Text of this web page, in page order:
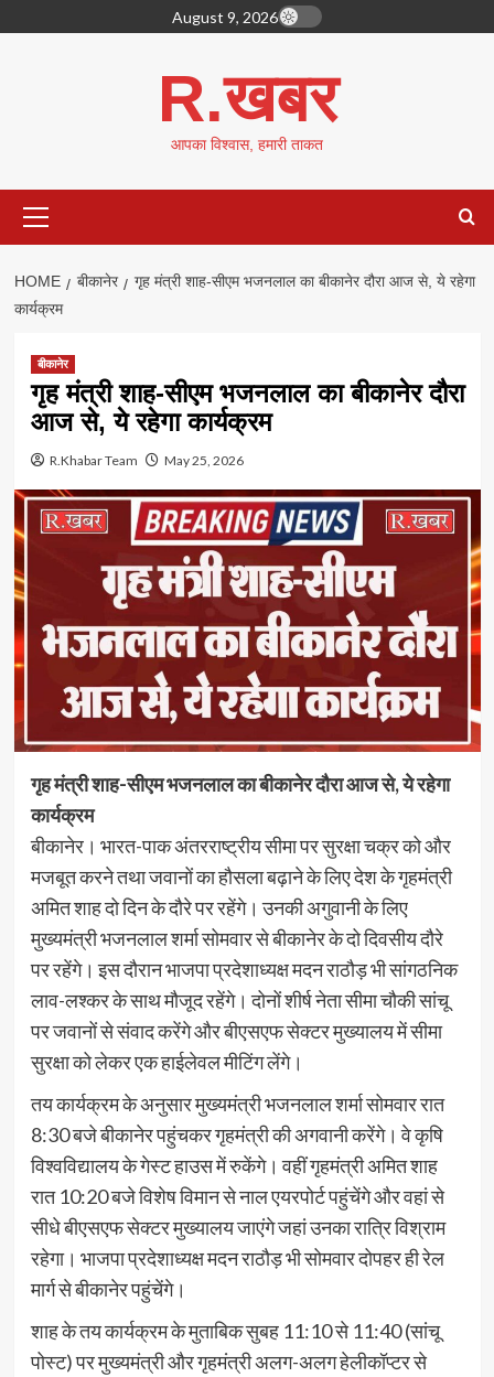
to
August 9, 2026
R.खबर
आपका विश्वास, हमारी ताकत
Menu
HOME बीकानेर
गृह मंत्री शाह-सीएम भजनलाल का बीकानेर दौरा आज से, ये रहेगा
कार्यक्रम
बीकानेर
गृह मंत्री शाह-सीएम भजनलाल का बीकानेर दौरा
आज से, ये रहेगा कार्यक्रम
R.Khabar Team May 25, 2026
गृह मंत्री शाह-सीएम भजनलाल का बीकानेर दौरा आज से, ये रहेगा
कार्यक्रम
बीकानेर। भारत-पाक अंतरराष्ट्रीय सीमा पर सुरक्षा चक्र को और
मजबूत करने तथा जवानों का हौसला बढ़ाने के लिए देश के गृहमंत्री
अमित शाह दो दिन के दौरे पर रहेंगे। उनकी अगुवानी के लिए
मुख्यमंत्री भजनलाल शर्मा सोमवार से बीकानेर के दो दिवसीय दौरे
पर रहेंगे। इस दौरान भाजपा प्रदेशाध्यक्ष मदन राठौड़ भी सांगठनिक
लाव-लश्कर के साथ मौजूद रहेंगे। दोनों शीर्ष नेता सीमा चौकी सांचू
पर जवानों से संवाद करेंगे और बीएसएफ सेक्टर मुख्यालय में सीमा
सुरक्षा को लेकर एक हाईलेवल मीटिंग लेंगे।
तय कार्यक्रम के अनुसार मुख्यमंत्री भजनलाल शर्मा सोमवार रात
8:30 बजे बीकानेर पहुंचकर गृहमंत्री की अगवानी करेंगे। वे कृषि
विश्वविद्यालय के गेस्ट हाउस में रुकेंगे। वहीं गृहमंत्री अमित शाह
रात 10:20 बजे विशेष विमान से नाल एयरपोर्ट पहुंचेंगे और वहां से
सीधे बीएसएफ सेक्टर मुख्यालय जाएंगे जहां उनका रात्रि विश्राम
रहेगा। भाजपा प्रदेशाध्यक्ष मदन राठौड़ भी सोमवार दोपहर ही रेल
मार्ग से बीकानेर पहुंचेंगे।
शाह के तय कार्यक्रम के ​मुताबिक सुबह 11:10 से 11:40 (सांचू
पोस्ट) पर मुख्यमंत्री और गृहमंत्री अलग-अलग हेलीकॉप्टर से